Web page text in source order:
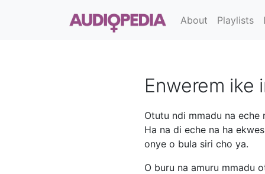
About Playlists
Enwerem ike
Otutu ndi mmadu na
Ha na di eche na ha
onye o bula siri cho ya.
O buru na amuru mmadu